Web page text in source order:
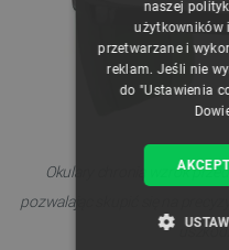
Okulary chronią wzrok
pozwalając skupić się na
naszej
użytkowników
przetwarzane i
reklam. Jeśli nie
do "Ustawienia